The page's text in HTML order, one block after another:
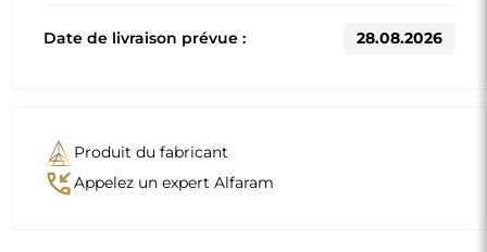
Date de livraison prévue : 28.08.2026
Produit du fabricant
phone_callbackAppelez un expert Alfaram